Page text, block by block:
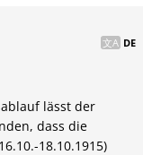
DE
lässt der
dass die
18.10.1915)